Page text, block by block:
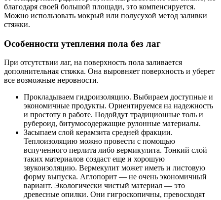
благодаря своей большой площади, это компенсируется.
Можно использовать мокрый или полусухой метод заливки
стяжки.
Особенности утепления пола без лаг
При отсутствии лаг, на поверхность пола заливается
дополнительная стяжка. Она выровняет поверхность и уберет
все возможные неровности.
Прокладываем гидроизоляцию. Выбираем доступные и
экономичные продукты. Ориентируемся на надежность
и простоту в работе. Подойдут традиционные толь и
рубероид, битумосодержащие рулонные материалы.
Засыпаем слой керамзита средней фракции.
Теплоизоляцию можно провести с помощью
вспученного перлита либо вермикулита. Тонкий слой
таких материалов создаст еще и хорошую
звукоизоляцию. Вермекулит может иметь и листовую
форму выпуска. Аглопорит — не очень экономичный
вариант. Экологически чистый материал — это
древесные опилки. Они гигроскопичны, превосходят